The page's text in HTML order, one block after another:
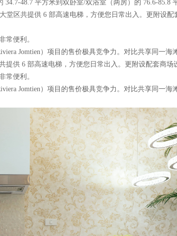
48.7 平方米到双卧室/双浴室（两房）的 76.6-85.8
堂区共提供 6 部高速电梯，方便您日常出入。更附设配
常便利。
Jomtien）项目的售价极具竞争力。对比共享同一海
提供 6 部高速电梯，方便您日常出入。更附设配套商场
常便利。
Jomtien）项目的售价极具竞争力。对比共享同一海